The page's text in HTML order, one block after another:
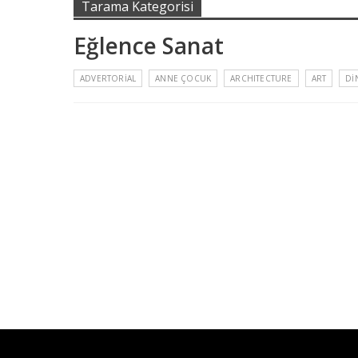
Tarama Kategorisi
Eğlence Sanat
ADVERTORIAL ANNE ÇOCUK ARCHITECTURE ART